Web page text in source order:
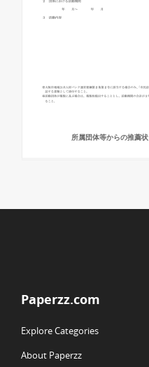
所属団体等からの推薦状
Paperzz.com
Explore Categories
About Paperzz